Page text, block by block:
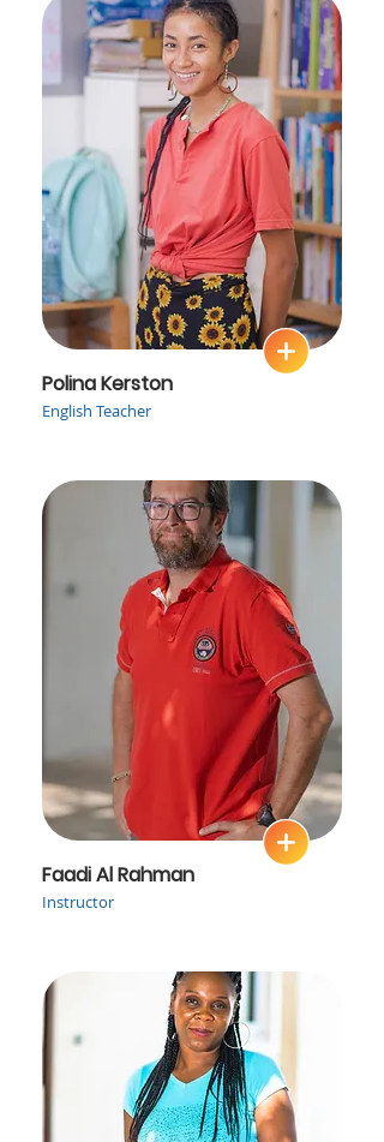
Polina Kerston
English Teacher
Faadi Al Rahman
Instructor